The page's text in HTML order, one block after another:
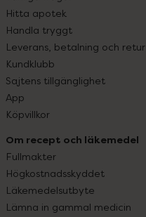
Hitta apotek
Handla tryggt
Leverans, betalning och retur
Kundklubb
Sajtens tillgänglighet
App
Köpvillkor
Om recept och läkemedel
Fullmakter
Högkostnadsskyddet
Läkemedelsutbyte
Lämna in gammal medicin